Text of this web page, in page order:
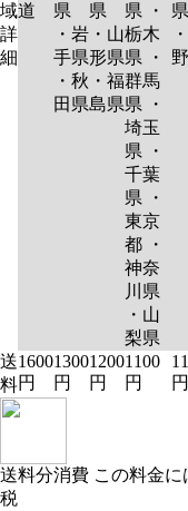
域
詳
細
道
県
・岩
手県
・秋
田県
県
・山
形県
・福
島県
県 ・
栃木
県 ・
群馬
県 ・
埼玉
県 ・
千葉
県 ・
東京
都 ・
神奈
川県
・山
梨県
県
送
料
1600
円
1300
円
1200
円
1100
円
円
送料分消費
税
この料金に